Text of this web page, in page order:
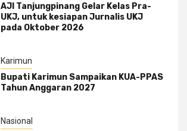
AJI Tanjungpinang Gelar Kelas Pra-
UKJ, untuk kesiapan Jurnalis UKJ
pada Oktober 2026
Karimun
Bupati Karimun Sampaikan KUA-PPAS
Tahun Anggaran 2027
Nasional